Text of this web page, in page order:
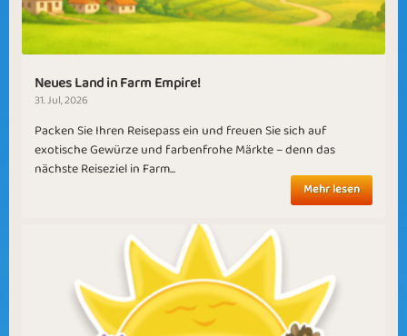
Neues Land in Farm Empire!
31. Jul, 2026
Packen Sie Ihren Reisepass ein und freuen Sie sich auf
exotische Gewürze und farbenfrohe Märkte – denn das
nächste Reiseziel in Farm...
Mehr lesen